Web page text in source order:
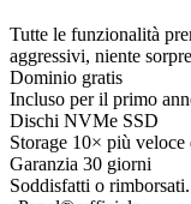
Tutte le funzionalità
aggressivi, niente
Dominio gratis
Incluso per il primo
Dischi NVMe SSD
Storage 10× più
Garanzia 30 giorni
Soddisfatti o